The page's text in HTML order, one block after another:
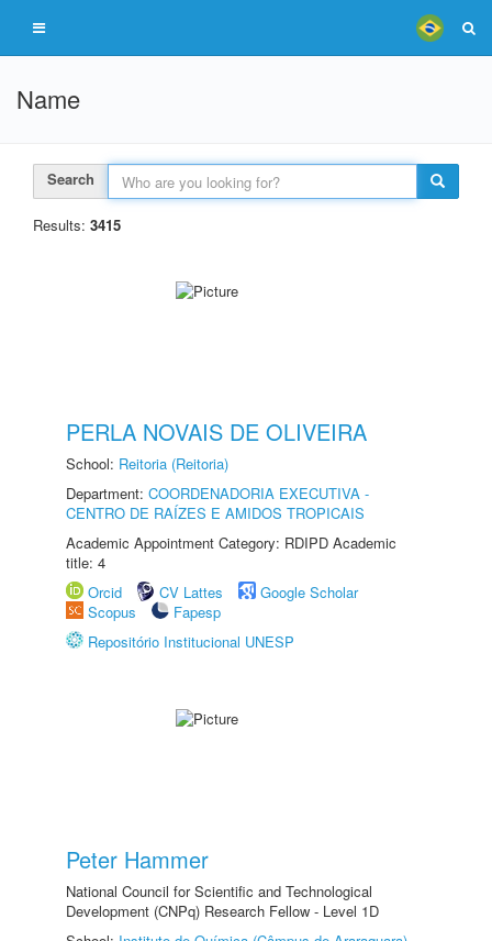
Name
Search
Results: 3415
PERLA NOVAIS DE OLIVEIRA
School: Reitoria (Reitoria)
Department: COORDENADORIA EXECUTIVA -
CENTRO DE RAÍZES E AMIDOS TROPICAIS
Academic Appointment Category: RDIPD Academic
title: 4
Orcid
CV Lattes
Google Scholar
Scopus
Fapesp
Repositório Institucional UNESP
Peter Hammer
National Council for Scientific and Technological
Development (CNPq) Research Fellow - Level 1D